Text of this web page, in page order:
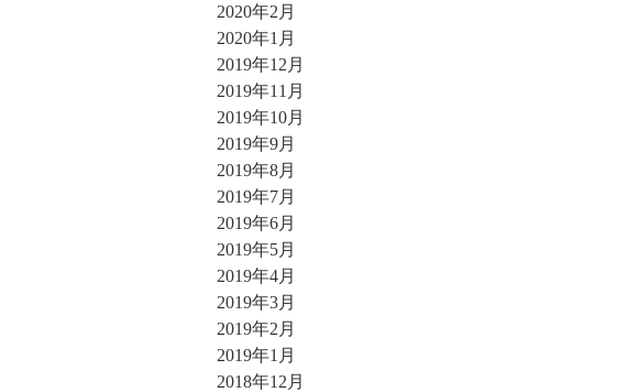
2020年2月
2020年1月
2019年12月
2019年11月
2019年10月
2019年9月
2019年8月
2019年7月
2019年6月
2019年5月
2019年4月
2019年3月
2019年2月
2019年1月
2018年12月